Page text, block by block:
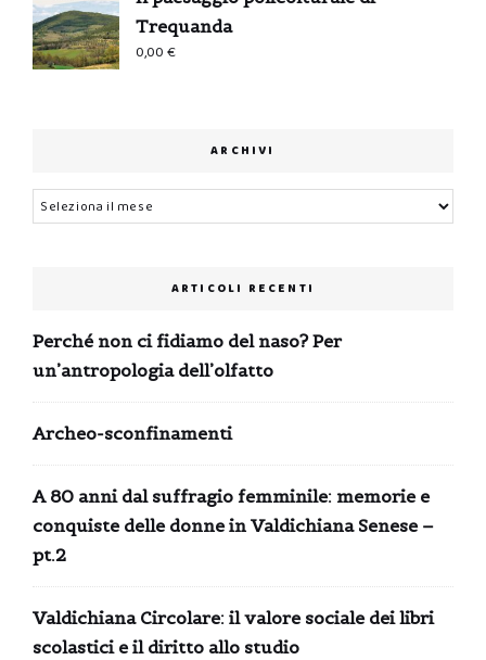
Trequanda
0,00€
ARCHIVI
Archivi
ARTICOLI RECENTI
Perché non ci fidiamo del naso? Per
un’antropologia dell’olfatto
Archeo-sconfinamenti
A 80 anni dal suffragio femminile: memorie e
conquiste delle donne in Valdichiana Senese –
pt.2
Valdichiana Circolare: il valore sociale dei libri
scolastici e il diritto allo studio